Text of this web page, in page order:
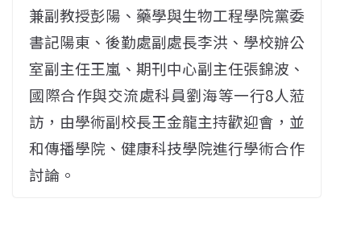
兼副教授彭陽、藥學與生物工程學院黨委
書記陽東、後勤處副處長李洪、學校辦公
室副主任王嵐、期刊中心副主任張錦波、
國際合作與交流處科員劉海等一行8人蒞
訪，由學術副校長王金龍主持歡迎會，並
和傳播學院、健康科技學院進行學術合作
討論。